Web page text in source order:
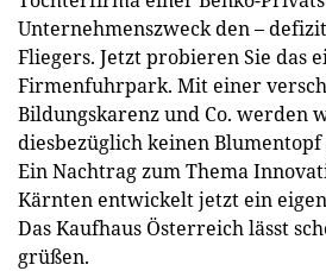
Unternehmenszweck den –
Fliegers. Jetzt probieren Sie das
Firmenfuhrpark. Mit einer
Bildungskarenz und Co. werden
diesbezüglich keinen
Ein Nachtrag zum Thema
Kärnten entwickelt jetzt ein
Das Kaufhaus Österreich lässt
grüßen.